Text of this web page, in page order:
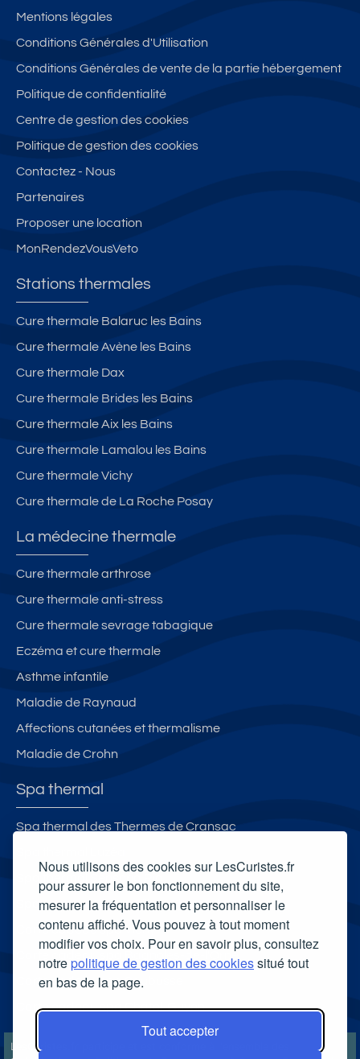
Nous utilisons des cookies sur LesCuristes.fr
pour assurer le bon fonctionnement du site,
mesurer la fréquentation et personnaliser le
contenu affiché. Vous pouvez à tout moment
modifier vos choix. Pour en savoir plus, consultez
notrepolitique de gestion des cookiessitué tout
en bas de la page.
Tout accepter
Mentions légales
Conditions Générales d'Utilisation
Conditions Générales de vente de la partie hébergement
Politique de confidentialité
Centre de gestion des cookies
Politique de gestion des cookies
Contactez - Nous
Partenaires
Proposer une location
MonRendezVousVeto
Stations thermales
Cure thermale Balaruc les Bains
Cure thermale Avène les Bains
Cure thermale Dax
Cure thermale Brides les Bains
Cure thermale Aix les Bains
Cure thermale Lamalou les Bains
Cure thermale Vichy
Cure thermale de La Roche Posay
La médecine thermale
Cure thermale arthrose
Cure thermale anti-stress
Cure thermale sevrage tabagique
Eczéma et cure thermale
Asthme infantile
Maladie de Raynaud
Affections cutanées et thermalisme
Maladie de Crohn
Spa thermal
Spa thermal des Thermes de Cransac
Spa Thermal Roquebillière Thermal
Carte cadeau spa Vichy
Carte cadeau spa Bagnoles-de-l'Orne
Carte cadeau spa Saubusse
Carte cadeau spa Châtel-Guyon
LesCuristes.fr participe et est conforme à l'ensemble des